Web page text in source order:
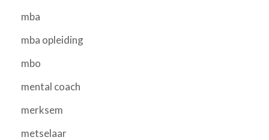
mba
mba opleiding
mbo
mental coach
merksem
metselaar